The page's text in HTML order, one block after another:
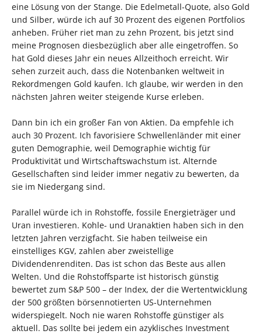
eine Lösung von der Stange. Die Edelmetall-Quote, also Gold
und Silber, würde ich auf 30 Prozent des eigenen Portfolios
anheben. Früher riet man zu zehn Prozent, bis jetzt sind
meine Prognosen diesbezüglich aber alle eingetroffen. So
hat Gold dieses Jahr ein neues Allzeithoch erreicht. Wir
sehen zurzeit auch, dass die Notenbanken weltweit in
Rekordmengen Gold kaufen. Ich glaube, wir werden in den
nächsten Jahren weiter steigende Kurse erleben.
Dann bin ich ein großer Fan von Aktien. Da empfehle ich
auch 30 Prozent. Ich favorisiere Schwellenländer mit einer
guten Demographie, weil Demographie wichtig für
Produktivität und Wirtschaftswachstum ist. Alternde
Gesellschaften sind leider immer negativ zu bewerten, da
sie im Niedergang sind.
Parallel würde ich in Rohstoffe, fossile Energieträger und
Uran investieren. Kohle- und Uranaktien haben sich in den
letzten Jahren verzigfacht. Sie haben teilweise ein
einstelliges KGV, zahlen aber zweistellige
Dividendenrenditen. Das ist schon das Beste aus allen
Welten. Und die Rohstoffsparte ist historisch günstig
bewertet zum S&P 500 – der Index, der die Wertentwicklung
der 500 größten börsennotierten US-Unternehmen
widerspiegelt. Noch nie waren Rohstoffe günstiger als
aktuell. Das sollte bei jedem ein azyklisches Investment